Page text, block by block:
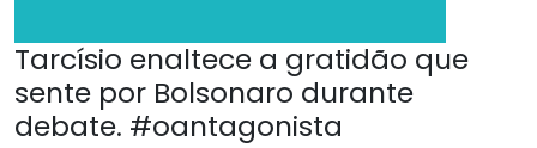
Tarcísio enaltece a gratidão que
sente por Bolsonaro durante
debate. #oantagonista